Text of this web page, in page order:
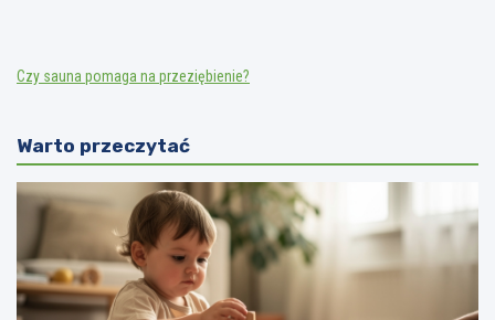
Czy sauna pomaga na przeziębienie?
Warto przeczytać